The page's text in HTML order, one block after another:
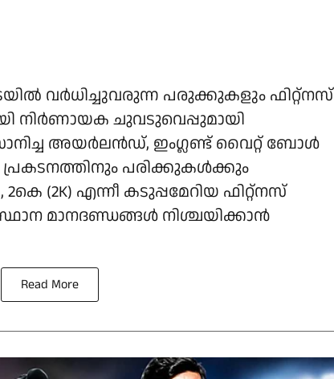
വർധിച്ചുവരുന്ന പരുക്കുകളും ഫിറ്റ്നസ്
നിർണായക ചുവടുവെപ്പുമായി
അയർലൻഡ്, ഇംഗ്ലണ്ട് വൈറ്റ് ബോൾ
പ്രകടനത്തിനും പരിക്കുകൾക്കും
(2K) എന്നീ കടുപ്പമേറിയ ഫിറ്റ്നസ്
മാനദണ്ഡങ്ങൾ നിശ്ചയിക്കാൻ
Read More